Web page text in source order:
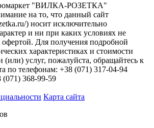
"ВИЛКА-РОЗЕТКА"
на то, что данный сайт
) носит исключительно
и ни при каких условиях не
офертой. Для получения подробной
характеристиках и стоимости
(или) услуг, пожалуйста, обращайтесь к
по телефонам: +38 (071) 317-04-94
(071) 368-99-59
Карта сайта